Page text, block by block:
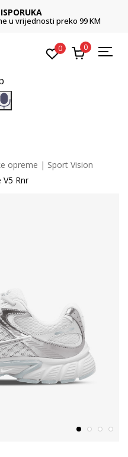
u vrijednosti preko 99 KM
0 0
opreme | Sport Vision
V5 Rnr